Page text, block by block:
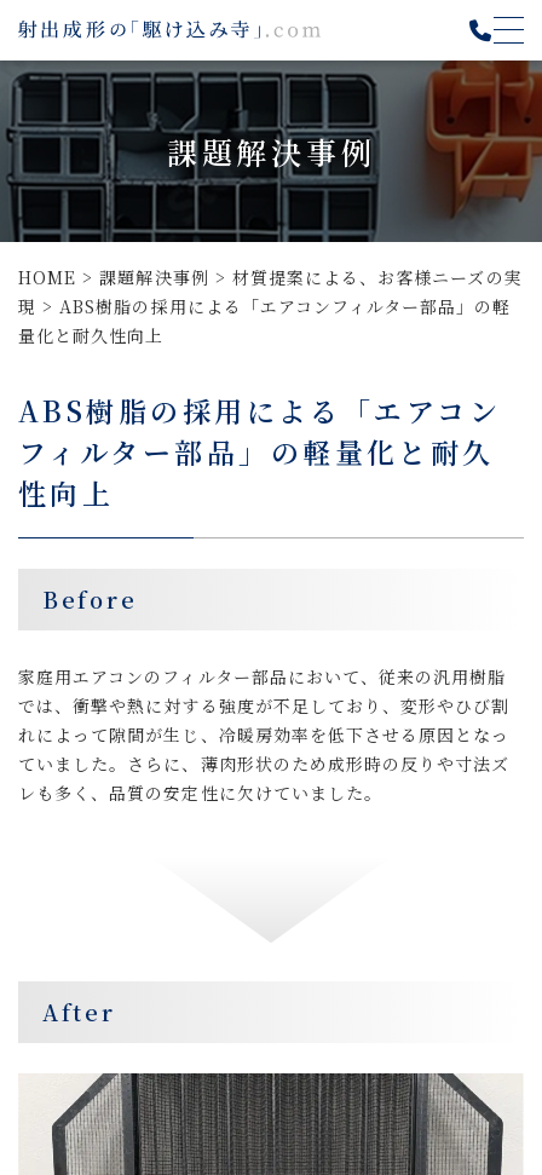
課題解決事例
HOME >課題解決事例 > 材質提案による、お客様ニーズの実
現 >ABS樹脂の採用による「エアコンフィルター部品」の軽
量化と耐久性向上
ABS樹脂の採用による「エアコン
フィルター部品」の軽量化と耐久
性向上
Before
家庭用エアコンのフィルター部品において、従来の汎用樹脂
では、衝撃や熱に対する強度が不足しており、変形やひび割
れによって隙間が生じ、冷暖房効率を低下させる原因となっ
ていました。さらに、薄肉形状のため成形時の反りや寸法ズ
レも多く、品質の安定性に欠けていました。
After